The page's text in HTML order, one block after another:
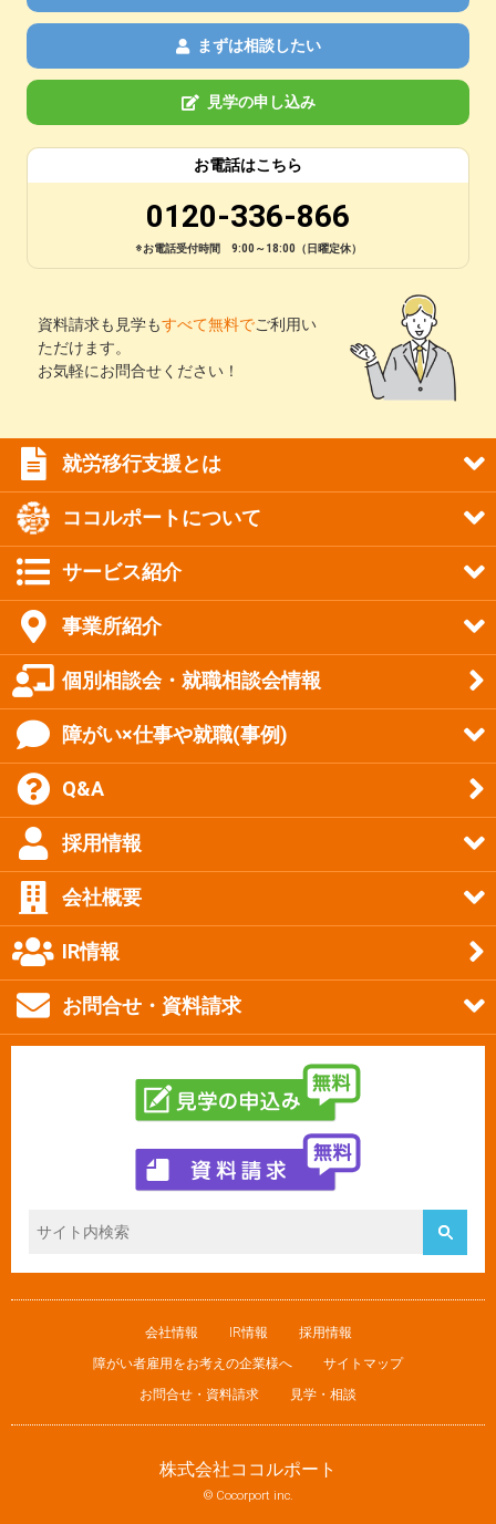
まずは相談したい
見学の申し込み
お電話はこちら
0120-336-866
※お電話受付時間 9:00～18:00（日曜定休）
資料請求も見学もすべて無料でご利用い
ただけます。
お気軽にお問合せください！
就労移行支援とは
ココルポートについて
サービス紹介
事業所紹介
個別相談会・就職相談会情報
障がい×仕事や就職(事例)
Q&A
採用情報
会社概要
IR情報
お問合せ・資料請求
会社情報 IR情報
採用情報
障がい者雇用をお考えの企業様へ
サイトマップ
お問合せ・資料請求
見学・相談
株式会社ココルポート
© Cocorport inc.